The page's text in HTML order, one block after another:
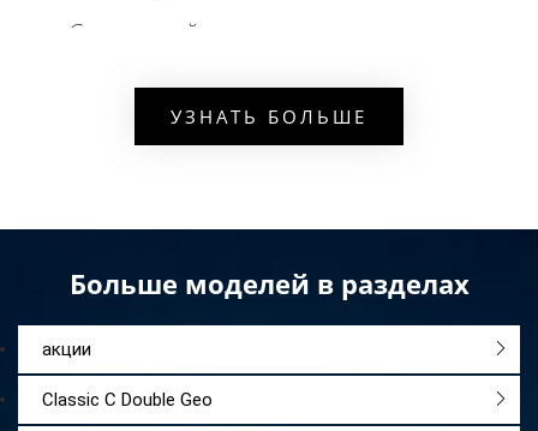
Спортивный силуэт на шнуровке выполнен
изделие имеет резиновую комфортную
подошву, в которой предусмотрен
В ассортименте представлен огромный выбор
разных моделей известной компании. Все
варианты станут отличным дополнением
вашего стиля. Купить кроссы Рибок можно в
УЗНАТЬ БОЛЬШЕ
Больше моделей в разделах
акции
Classic C Double Geo